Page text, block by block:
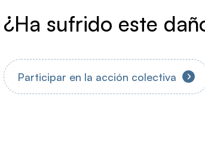
¿Ha sufrido este
Participar en la acción colectiva